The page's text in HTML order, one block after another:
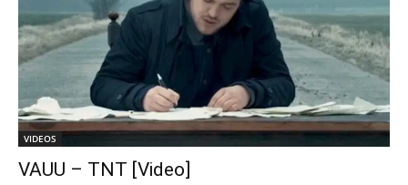
VIDEOS
VAUU – TNT [Video]